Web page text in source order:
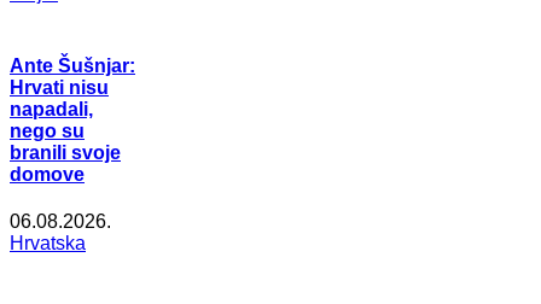
Ante Šušnjar:
Hrvati nisu
napadali,
nego su
branili svoje
domove
06.08.2026.
Hrvatska